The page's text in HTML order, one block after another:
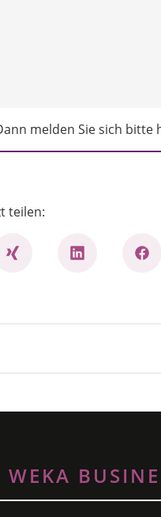
melden Sie sich bitte
teilen: